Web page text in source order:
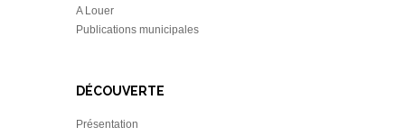
A Louer
Publications municipales
DÉCOUVERTE
Présentation